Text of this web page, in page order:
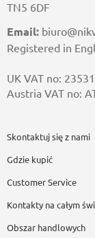
TN5 6DF
Email:
Registered in
UK VAT no:
Austria VAT no:
Skontaktuj się z nami
Gdzie kupić
Customer Service
Kontakty na całym
Obszar handlowych